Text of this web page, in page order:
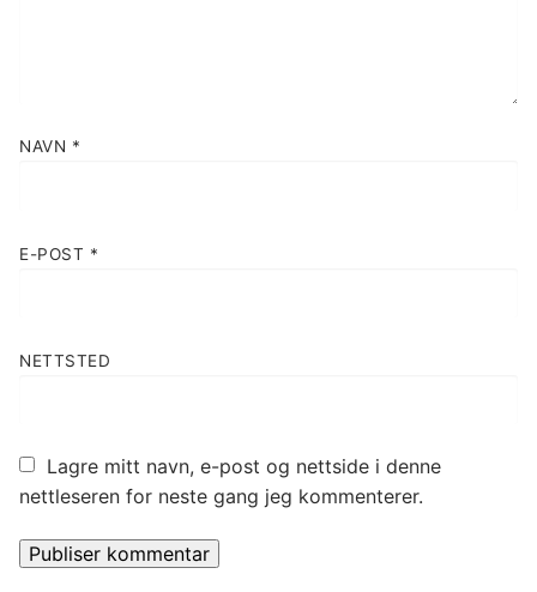
NAVN *
E-POST *
NETTSTED
Lagre mitt navn, e-post og nettside i denne
nettleseren for neste gang jeg kommenterer.